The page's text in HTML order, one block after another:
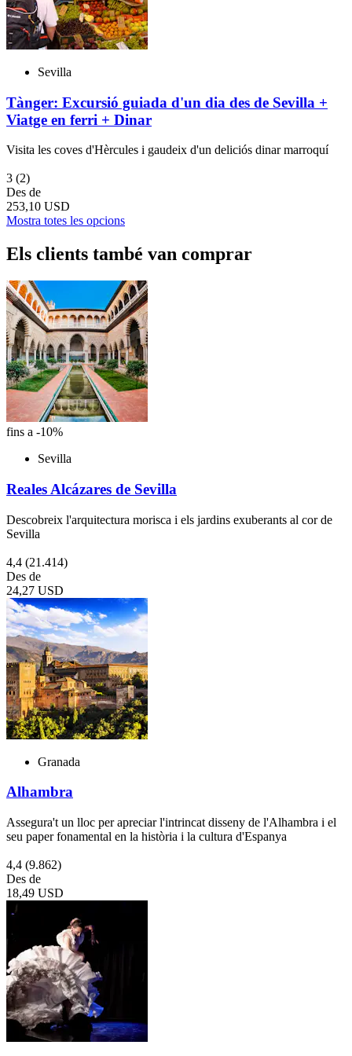
Sevilla
Tànger: Excursió guiada d'un dia des de Sevilla +
Viatge en ferri + Dinar
Visita les coves d'Hèrcules i gaudeix d'un deliciós dinar marroquí
3 (2)
Des de
253,10 USD
Mostra totes les opcions
Els clients també van comprar
fins a -10%
Sevilla
Reales Alcázares de Sevilla
Descobreix l'arquitectura morisca i els jardins exuberants al cor de
Sevilla
4,4 (21.414)
Des de
24,27 USD
Granada
Alhambra
Assegura't un lloc per apreciar l'intrincat disseny de l'Alhambra i el
seu paper fonamental en la història i la cultura d'Espanya
4,4 (9.862)
Des de
18,49 USD